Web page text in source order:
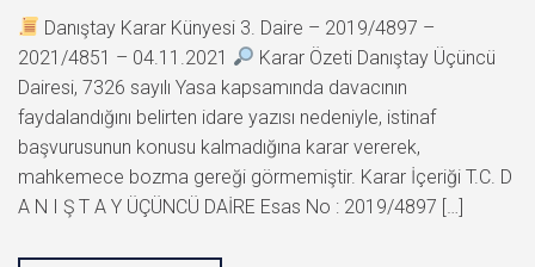
Danıştay Karar Künyesi 3. Daire – 2019/4897 –
2021/4851 – 04.11.2021
Karar Özeti Danıştay Üçüncü
Dairesi, 7326 sayılı Yasa kapsamında davacının
faydalandığını belirten idare yazısı nedeniyle, istinaf
başvurusunun konusu kalmadığına karar vererek,
mahkemece bozma gereği görmemiştir. Karar İçeriği T.C. D
A N I Ş T A Y ÜÇÜNCÜ DAİRE Esas No : 2019/4897 […]